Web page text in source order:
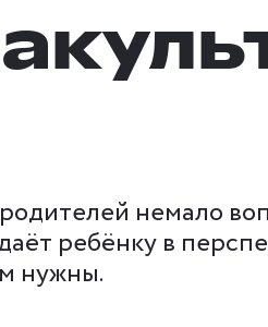
немало
ребёнку в
нужны.